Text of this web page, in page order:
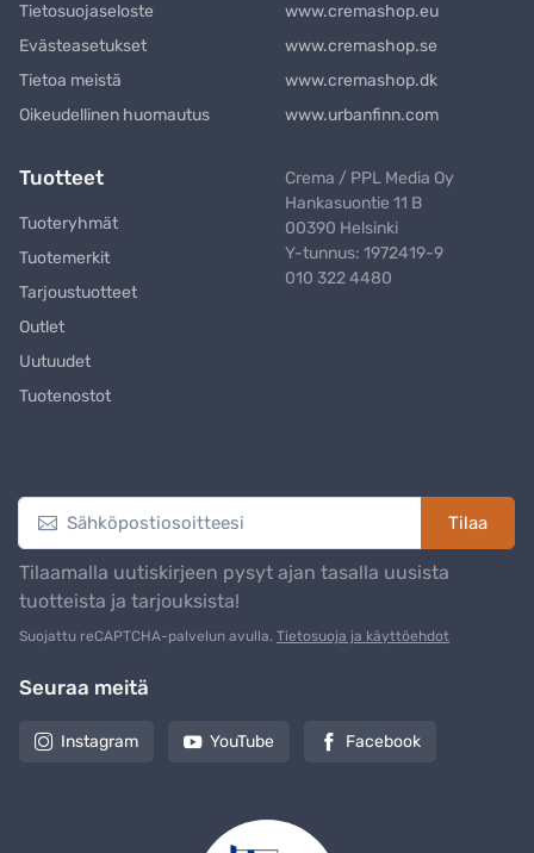
Tietosuojaseloste
Evästeasetukset
Tietoa meistä
Oikeudellinen huomautus
www.cremashop.eu
www.cremashop.se
www.cremashop.dk
www.urbanfinn.com
Tuotteet
Tuoteryhmät
Tuotemerkit
Tarjoustuotteet
Outlet
Uutuudet
Tuotenostot
Crema / PPL Media Oy
Hankasuontie 11 B
00390 Helsinki
Y-tunnus: 1972419-9
010 322 4480
Tilaa
Tilaamalla uutiskirjeen pysyt ajan tasalla uusista
tuotteista ja tarjouksista!
Suojattu reCAPTCHA-palvelun avulla. Tietosuoja ja käyttöehdot
Seuraa meitä
Instagram YouTube Facebook